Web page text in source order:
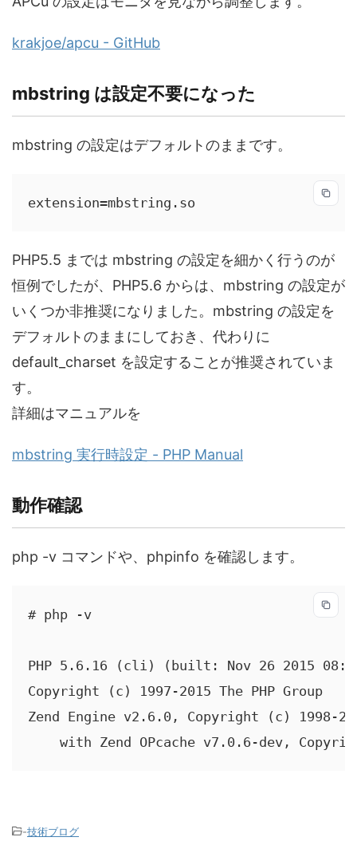
krakjoe/apcu - GitHub
mbstring は設定不要になった
mbstring の設定はデフォルトのままです。
extension=mbstring.so
PHP5.5 までは mbstring の設定を細かく行うのが
恒例でしたが、PHP5.6 からは、mbstring の設定が
いくつか非推奨になりました。mbstring の設定を
デフォルトのままにしておき、代わりに
default_charset を設定することが推奨されていま
す。
詳細はマニュアルを
mbstring 実行時設定 - PHP Manual
動作確認
php -v コマンドや、phpinfo を確認します。
# php -v
PHP 5.6.16 (cli) (built: Nov 26 2015
Copyright (c) 1997-2015 The PHP Group
Zend Engine v2.6.0, Copyright (c) 1998-
with Zend OPcache v7.0.6-dev,
-技術ブログ